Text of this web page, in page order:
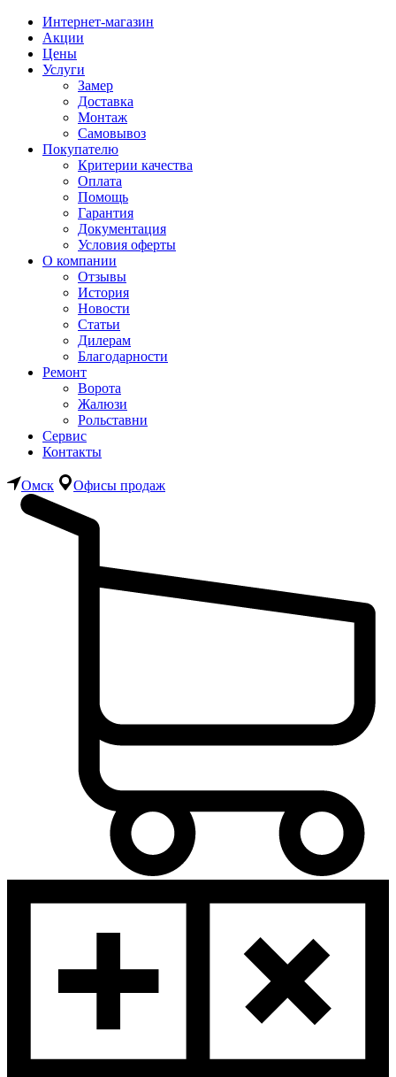
Интернет-магазин
Акции
Цены
Услуги
Замер
Доставка
Монтаж
Самовывоз
Покупателю
Критерии качества
Оплата
Помощь
Гарантия
Документация
Условия оферты
О компании
Отзывы
История
Новости
Статьи
Дилерам
Благодарности
Ремонт
Ворота
Жалюзи
Рольставни
Сервис
Контакты
Омск Офисы продаж